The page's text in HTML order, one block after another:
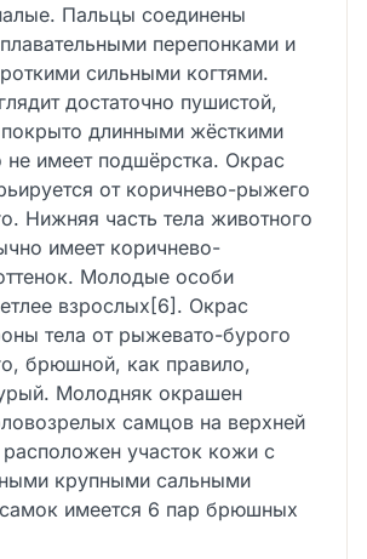
Пальцы соединены
перепонками и
сильными когтями.
достаточно пушистой,
покрыто длинными жёсткими
не имеет подшёрстка. Окрас
от коричнево-рыжего
Нижняя часть тела животного
имеет коричнево-
Молодые особи
взрослых[6]. Окрас
тела от рыжевато-бурого
брюшной, как правило,
Молодняк окрашен
самцов на верхней
участок кожи с
крупными сальными
имеется 6 пар брюшных